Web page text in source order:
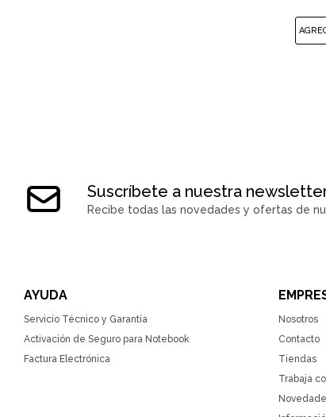
Suscríbete a nuestra
Recibe todas las novedades y ofertas de
AYUDA
Servicio Técnico y Garantía
Activación de Seguro para Notebook
Factura Electrónica
Nosotros
Contacto
Tiendas
Trabaja